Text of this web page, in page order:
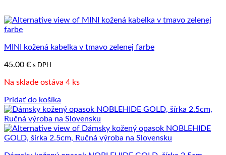
MINI kožená kabelka v tmavo zelenej farbe
45.00 € s DPH
Na sklade ostáva 4 ks
Pridať do košíka